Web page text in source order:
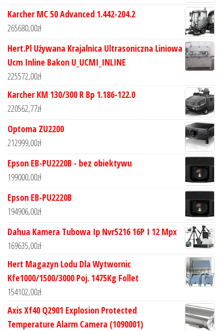
Karcher MC 50 Advanced 1.442-204.2
265680,00zł
Hert.Pl Używana Krajalnica Ultrasoniczna Liniowa
Ucm Inline Bakon U_UCMI_INLINE
225572,00zł
Karcher KM 130/300 R Bp 1.186-122.0
220562,77zł
Optoma ZU2200
212999,00zł
Epson EB-PU2220B - bez obiektywu
199000,00zł
Epson EB-PU2220B
194906,00zł
Dahua Kamera Tubowa Ip Nvr5216 16P I 12 Mpx
169635,00zł
Hert Magazyn Lodu Dla Wytwornic
Kfe1000/1500/3000 Poj. 1475Kg Follet
154102,00zł
Axis Xf40 Q2901 Explosion Protected
Temperature Alarm Camera (1090001)